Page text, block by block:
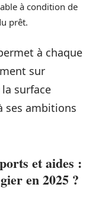
à condition de
prêt.
à chaque
sur
surface
ses ambitions
et aides :
en 2025 ?